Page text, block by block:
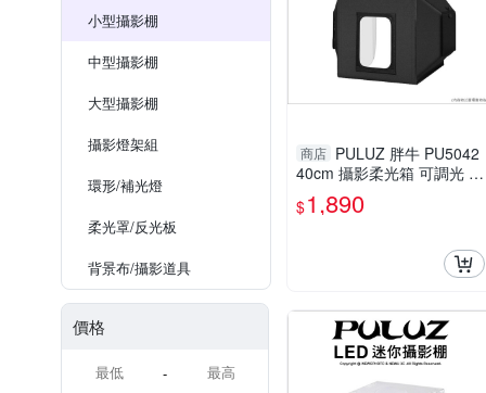
小型攝影棚
中型攝影棚
大型攝影棚
攝影燈架組
環形/補光燈
柔光罩/反光板
背景布/攝影道具
價格
-
商店 PULUZ 胖牛 PU5042
40cm 攝影柔光箱 可調光 三
燈板 折疊便攜
$1,890